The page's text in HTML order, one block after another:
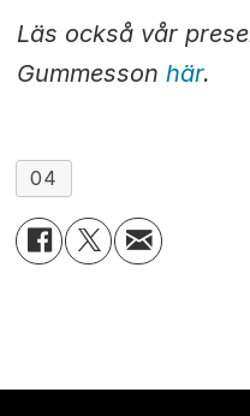
Läs också vår
Gummesson här.
04